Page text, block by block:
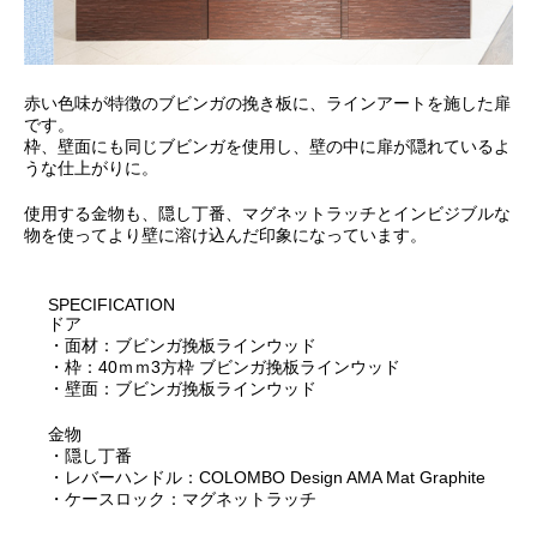
赤い色味が特徴のブビンガの挽き板に、ラインアートを施した扉
です。
枠、壁面にも同じブビンガを使用し、壁の中に扉が隠れているよ
うな仕上がりに。
使用する金物も、隠し丁番、マグネットラッチとインビジブルな
物を使ってより壁に溶け込んだ印象になっています。
SPECIFICATION
ドア
・面材：ブビンガ挽板ラインウッド
・枠：40ｍｍ3方枠 ブビンガ挽板ラインウッド
・壁面：ブビンガ挽板ラインウッド
金物
・隠し丁番
・レバーハンドル：COLOMBO Design AMA Mat Graphite
・ケースロック：マグネットラッチ